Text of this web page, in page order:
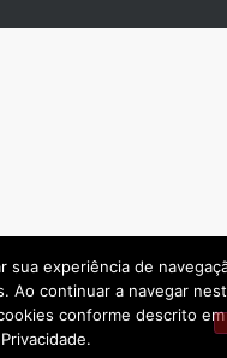
sua experiência de
Ao continuar a navegar
conforme descrito em